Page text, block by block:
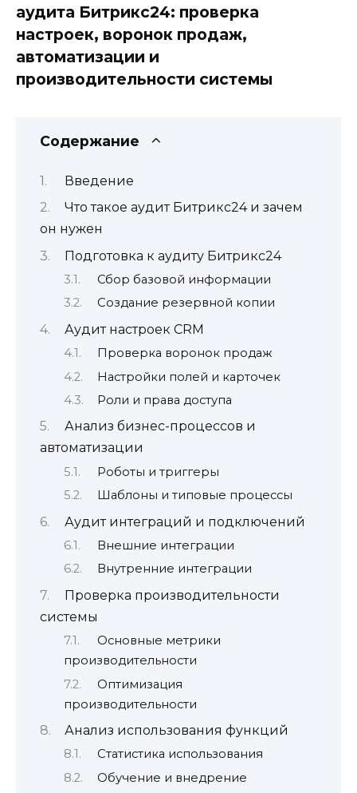
аудита Битрикс24: проверка
настроек, воронок продаж,
автоматизации и
производительности системы
Содержание
Введение
Что такое аудит Битрикс24 и зачем
он нужен
Подготовка к аудиту Битрикс24
Сбор базовой информации
Создание резервной копии
Аудит настроек CRM
Проверка воронок продаж
Настройки полей и карточек
Роли и права доступа
Анализ бизнес-процессов и
автоматизации
Роботы и триггеры
Шаблоны и типовые процессы
Аудит интеграций и подключений
Внешние интеграции
Внутренние интеграции
Проверка производительности
системы
Основные метрики
производительности
Оптимизация
производительности
Анализ использования функций
Статистика использования
Обучение и внедрение